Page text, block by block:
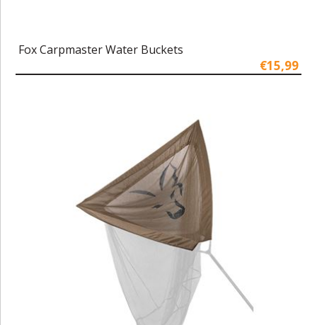
Fox Carpmaster Water Buckets
€15,99